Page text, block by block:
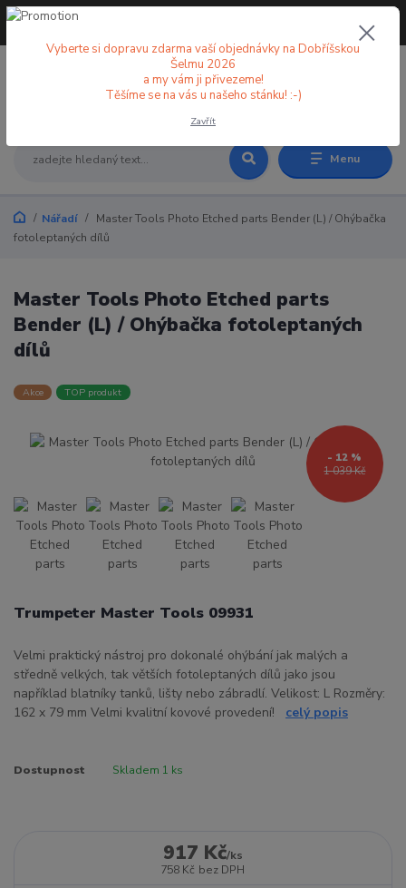
Menu
+420 773 998 582
Nářadí
Master Tools Photo Etched parts Bender (L) / Ohýbačka
fotoleptaných dílů
Master Tools Photo Etched parts
Bender (L) / Ohýbačka fotoleptaných
dílů
Akce TOP produkt
1 039 Kč
- 12 %
Trumpeter Master Tools 09931
Velmi praktický nástroj pro dokonalé ohýbání jak malých a
středně velkých, tak větších fotoleptaných dílů jako jsou
například blatníky tanků, lišty nebo zábradlí. Velikost: L Rozměry:
162 x 79 mm Velmi kvalitní kovové provedení! celý popis
Dostupnost Skladem 1 ks
917 Kč/ks
758 Kč bez DPH
Vyberte si dopravu zdarma vaší objednávky na Dobříšskou
Šelmu 2026
a my vám ji přivezeme!
Těšíme se na vás u našeho stánku! :-)
Zavřít